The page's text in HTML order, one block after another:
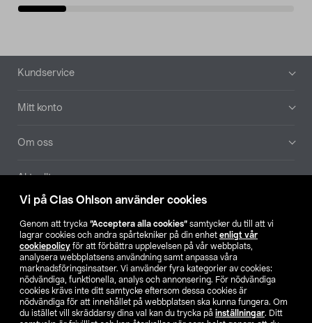
Vi på Clas Ohlson använder cookies
Genom att trycka ”Acceptera alla cookies” samtycker du till att vi
lagrar cookies och andra spårtekniker på din enhet enligt vår
cookiepolicy för att förbättra upplevelsen på vår webbplats,
analysera webbplatsens användning samt anpassa våra
marknadsföringsinsatser. Vi använder fyra kategorier av cookies:
nödvändiga, funktionella, analys och annonsering. För nödvändiga
cookies krävs inte ditt samtycke eftersom dessa cookies är
nödvändiga för att innehållet på webbplatsen ska kunna fungera. Om
du istället vill skräddarsy dina val kan du trycka på inställningar. Ditt
Sidfot
Kundservice
Mitt konto
Om oss
Aktuellt
Hitta butik
SE NO FI